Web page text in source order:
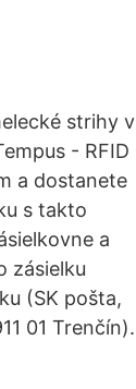
strihy v
- RFID
a dostanete
s takto
a
zásielku
(SK pošta,
01 Trenčín).